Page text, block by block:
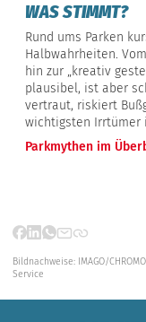
WAS STIMMT?
Rund ums Parken
Halbwahrheiten.
hin zur „kreativ
plausibel, ist aber
vertraut, riskiert
wichtigsten Irrtümer
Parkmythen im
Bildnachweise: IMAGO/
Service